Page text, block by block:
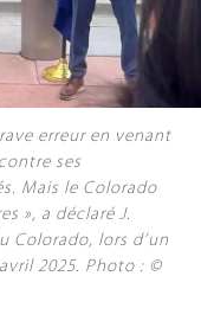
erreur en venant
ses
Mais le Colorado
», a déclaré J.
Colorado, lors d’un
2025. Photo : ©